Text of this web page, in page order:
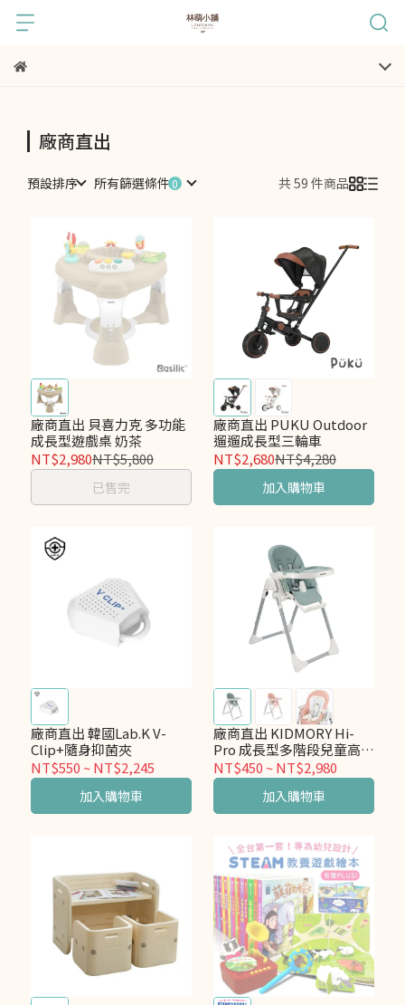
廠商直出
預設排序 所有篩選條件 共 59 件商品
廠商直出 貝喜力克 多功能
成長型遊戲桌 奶茶
NT$2,980NT$5,800
已售完
廠商直出 PUKU Outdoor
遛遛成長型三輪車
NT$2,680NT$4,280
加入購物車
廠商直出 韓國Lab.K V-
Clip+隨身抑菌夾
NT$550 ~NT$2,245
加入購物車
廠商直出 KIDMORY Hi-
Pro 成長型多階段兒童高腳
餐椅 KM-556
NT$450 ~NT$2,980
加入購物車